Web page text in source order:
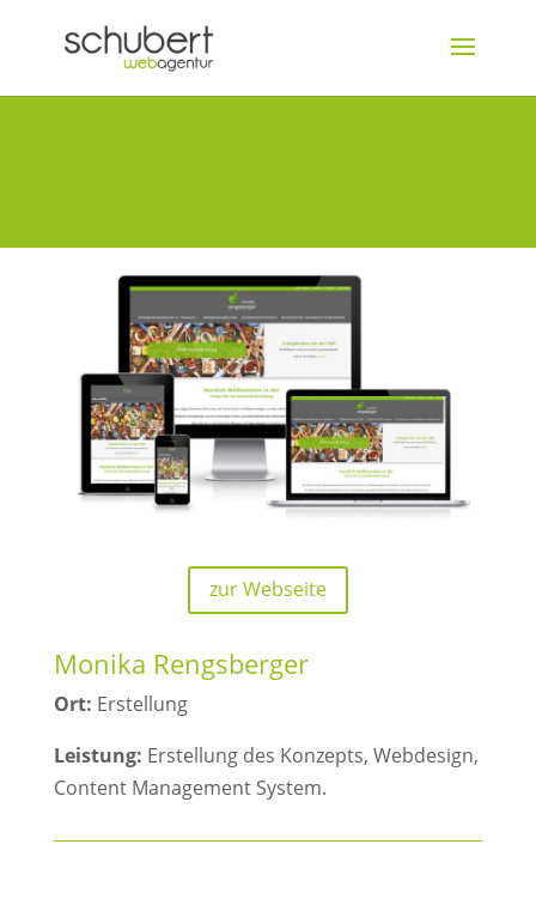
zur Webseite
Monika Rengsberger
Ort: Erstellung
Leistung: Erstellung des Konzepts, Webdesign,
Content Management System.